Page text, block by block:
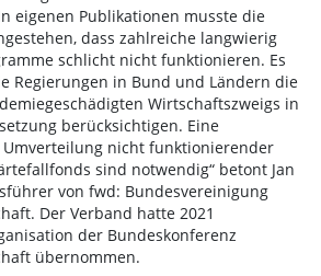
eigenen Publikationen musste die
dass zahlreiche langwierig
schlicht nicht funktionieren. Es
Regierungen in Bund und Ländern die
Wirtschaftszweigs in
berücksichtigen. Eine
nicht funktionierender
sind notwendig“ betont Jan
von fwd: Bundesvereinigung
Der Verband hatte 2021
der Bundeskonferenz
übernommen.